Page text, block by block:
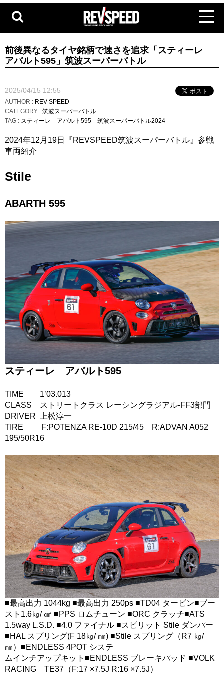
前後異なるタイヤ銘柄で速さを追求「スティーレ
アバルト595」筑波スーパーバトル
2025/04/15 12:55
AUTHOR : REV SPEED
CATEGORY : 筑波スーパーバトル
TAG : スティーレ アバルト595 筑波スーパーバトル2024
2024年12月19日『REVSPEED筑波スーパーバトル』参戦
車両紹介
Stile
ABARTH 595
スティーレ アバルト595
TIME 1’03.013
CLASS ストリートクラス レーシングラジアル-FF3部門
DRIVER 上松淳一
TIRE F:POTENZA RE-10D 215/45 R:ADVAN A052
195/50R16
■最高出力 1044kg ■最高出力 250ps ■TD04 タービン■ブー
スト1.6㎏/ ㎠ ■PPS ロムチューン ■ORC クラッチ■ATS
1.5way L.S.D. ■4.0 ファイナル ■スピリット Stile ダンパー
■HAL スプリング(F 18㎏/ ㎜) ■Stile スプリング（R7 ㎏/
㎜）■ENDLESS 4POT システ
ムインチアップキット■ENDLESS ブレーキパッド ■VOLK
RACING TE37（F:17 ×7.5J R:16 ×7.5J）